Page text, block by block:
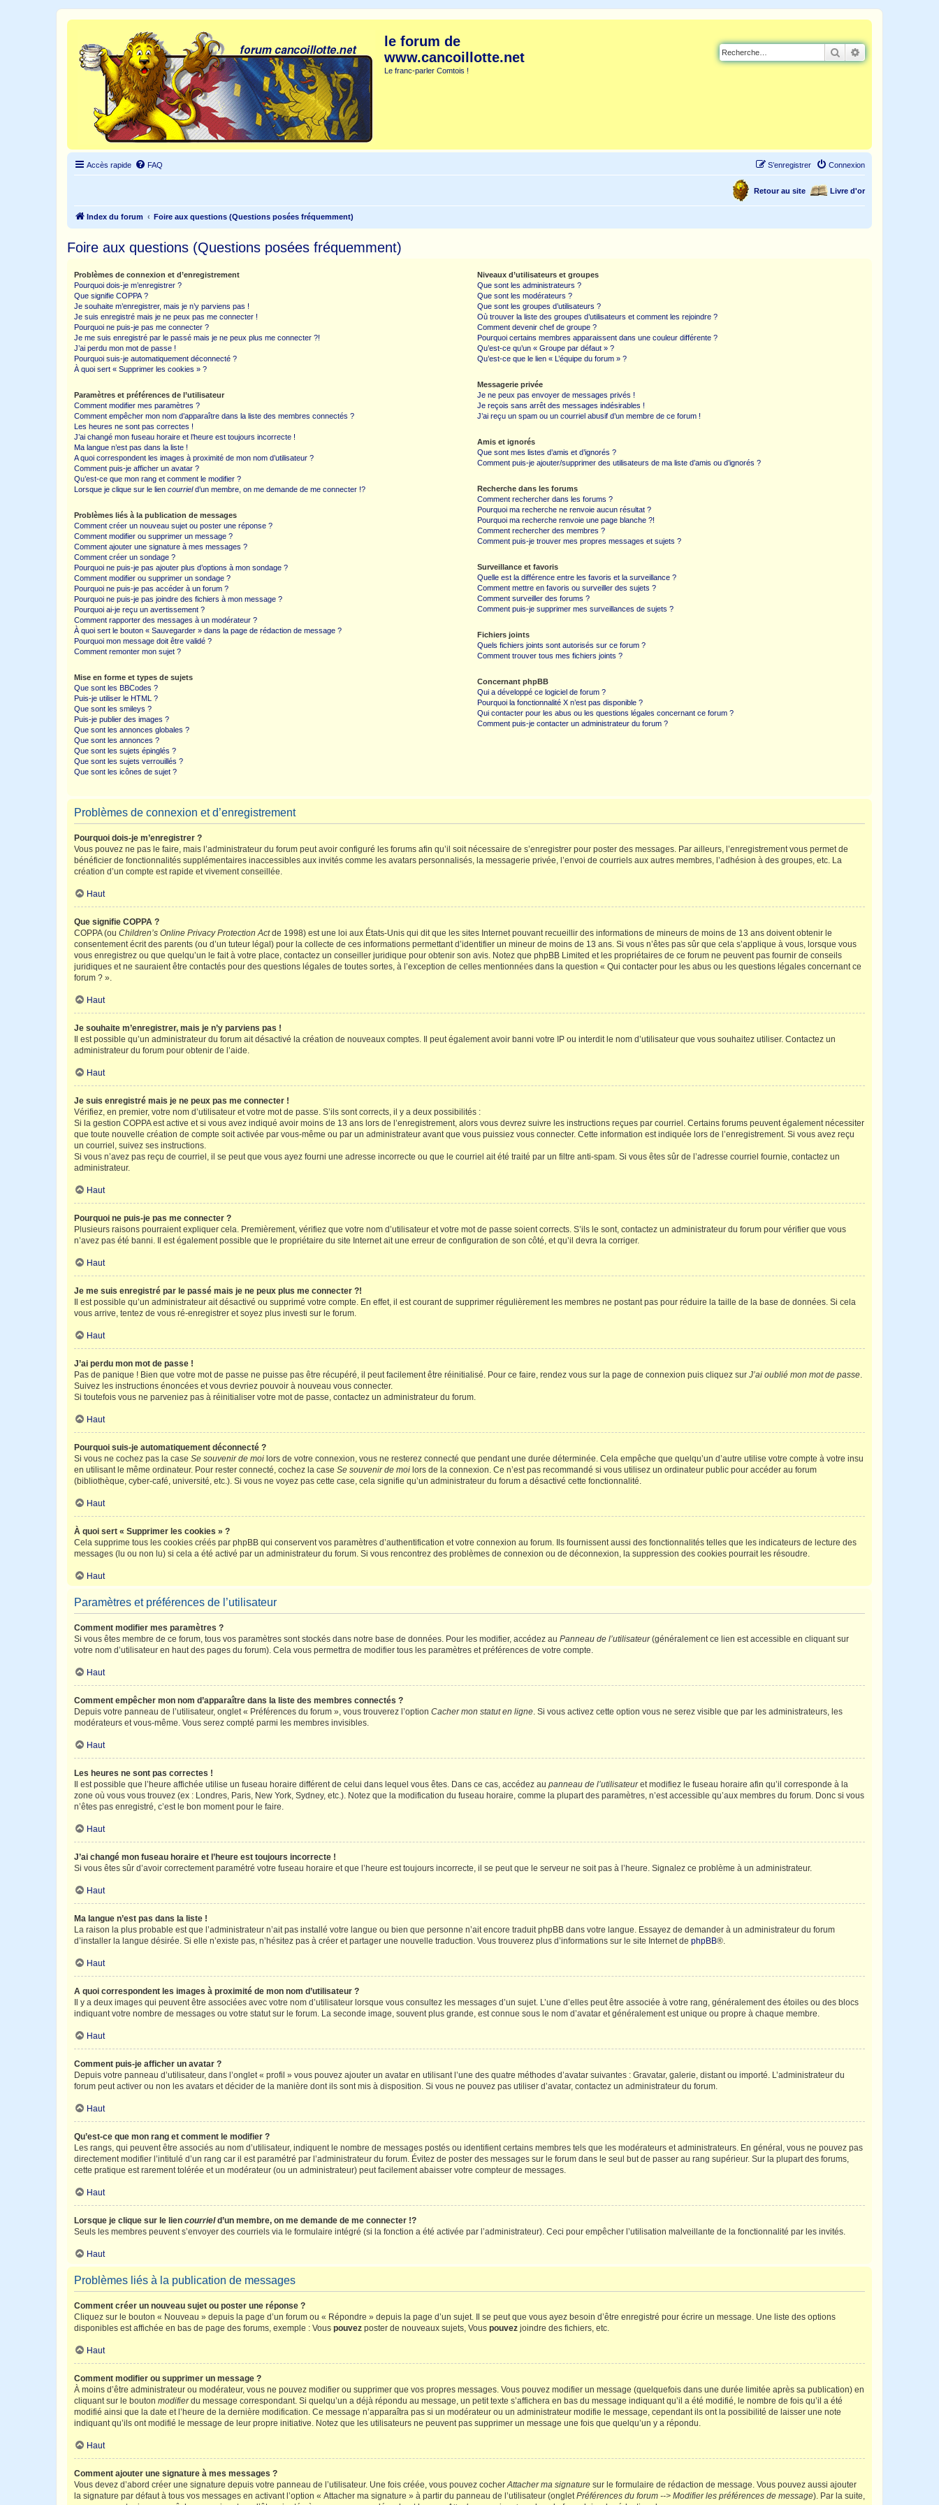
le forum de
www.cancoillotte.net
Le franc-parler Comtois !
Rechercher
Accès rapide FAQ Connexion
S’enregistrer
Livre d'or
Retour au site
Index du forum Foire aux questions (Questions posées fréquemment)
Foire aux questions (Questions posées fréquemment)
Problèmes de connexion et d’enregistrement
Pourquoi dois-je m’enregistrer ?
Que signifie COPPA ?
Je souhaite m’enregistrer, mais je n’y parviens pas !
Je suis enregistré mais je ne peux pas me connecter !
Pourquoi ne puis-je pas me connecter ?
Je me suis enregistré par le passé mais je ne peux plus me connecter ?!
J’ai perdu mon mot de passe !
Pourquoi suis-je automatiquement déconnecté ?
À quoi sert « Supprimer les cookies » ?
Paramètres et préférences de l’utilisateur
Comment modifier mes paramètres ?
Comment empêcher mon nom d’apparaître dans la liste des membres connectés ?
Les heures ne sont pas correctes !
J’ai changé mon fuseau horaire et l’heure est toujours incorrecte !
Ma langue n’est pas dans la liste !
A quoi correspondent les images à proximité de mon nom d’utilisateur ?
Comment puis-je afficher un avatar ?
Qu’est-ce que mon rang et comment le modifier ?
Lorsque je clique sur le lien courrield’un membre, on me demande de me connecter !?
Problèmes liés à la publication de messages
Comment créer un nouveau sujet ou poster une réponse ?
Comment modifier ou supprimer un message ?
Comment ajouter une signature à mes messages ?
Comment créer un sondage ?
Pourquoi ne puis-je pas ajouter plus d’options à mon sondage ?
Comment modifier ou supprimer un sondage ?
Pourquoi ne puis-je pas accéder à un forum ?
Pourquoi ne puis-je pas joindre des fichiers à mon message ?
Pourquoi ai-je reçu un avertissement ?
Comment rapporter des messages à un modérateur ?
À quoi sert le bouton « Sauvegarder » dans la page de rédaction de message ?
Pourquoi mon message doit être validé ?
Comment remonter mon sujet ?
Mise en forme et types de sujets
Que sont les BBCodes ?
Puis-je utiliser le HTML ?
Que sont les smileys ?
Puis-je publier des images ?
Que sont les annonces globales ?
Que sont les annonces ?
Que sont les sujets épinglés ?
Que sont les sujets verrouillés ?
Que sont les icônes de sujet ?
Niveaux d’utilisateurs et groupes
Que sont les administrateurs ?
Que sont les modérateurs ?
Que sont les groupes d’utilisateurs ?
Où trouver la liste des groupes d’utilisateurs et comment les rejoindre ?
Comment devenir chef de groupe ?
Pourquoi certains membres apparaissent dans une couleur différente ?
Qu’est-ce qu’un « Groupe par défaut » ?
Qu’est-ce que le lien « L’équipe du forum » ?
Messagerie privée
Je ne peux pas envoyer de messages privés !
Je reçois sans arrêt des messages indésirables !
J’ai reçu un spam ou un courriel abusif d’un membre de ce forum !
Amis et ignorés
Que sont mes listes d’amis et d’ignorés ?
Comment puis-je ajouter/supprimer des utilisateurs de ma liste d’amis ou d’ignorés ?
Recherche dans les forums
Comment rechercher dans les forums ?
Pourquoi ma recherche ne renvoie aucun résultat ?
Pourquoi ma recherche renvoie une page blanche ?!
Comment rechercher des membres ?
Comment puis-je trouver mes propres messages et sujets ?
Surveillance et favoris
Quelle est la différence entre les favoris et la surveillance ?
Comment mettre en favoris ou surveiller des sujets ?
Comment surveiller des forums ?
Comment puis-je supprimer mes surveillances de sujets ?
Fichiers joints
Quels fichiers joints sont autorisés sur ce forum ?
Comment trouver tous mes fichiers joints ?
Concernant phpBB
Qui a développé ce logiciel de forum ?
Pourquoi la fonctionnalité X n’est pas disponible ?
Qui contacter pour les abus ou les questions légales concernant ce forum ?
Comment puis-je contacter un administrateur du forum ?
Problèmes de connexion et d’enregistrement
Pourquoi dois-je m’enregistrer ?
Vous pouvez ne pas le faire, mais l’administrateur du forum peut avoir configuré les forums afin qu’il soit nécessaire de s’enregistrer pour poster des messages. Par ailleurs, l’enregistrement vous permet de
bénéficier de fonctionnalités supplémentaires inaccessibles aux invités comme les avatars personnalisés, la messagerie privée, l’envoi de courriels aux autres membres, l’adhésion à des groupes, etc. La
création d’un compte est rapide et vivement conseillée.
Haut
Que signifie COPPA ?
COPPA (ou Children’s Online Privacy Protection Actde 1998) est une loi aux États-Unis qui dit que les sites Internet pouvant recueillir des informations de mineurs de moins de 13 ans doivent obtenir le
consentement écrit des parents (ou d’un tuteur légal) pour la collecte de ces informations permettant d’identifier un mineur de moins de 13 ans. Si vous n’êtes pas sûr que cela s’applique à vous, lorsque vous
vous enregistrez ou que quelqu’un le fait à votre place, contactez un conseiller juridique pour obtenir son avis. Notez que phpBB Limited et les propriétaires de ce forum ne peuvent pas fournir de conseils
juridiques et ne sauraient être contactés pour des questions légales de toutes sortes, à l’exception de celles mentionnées dans la question « Qui contacter pour les abus ou les questions légales concernant ce
forum ? ».
Haut
Je souhaite m’enregistrer, mais je n’y parviens pas !
Il est possible qu’un administrateur du forum ait désactivé la création de nouveaux comptes. Il peut également avoir banni votre IP ou interdit le nom d’utilisateur que vous souhaitez utiliser. Contactez un
administrateur du forum pour obtenir de l’aide.
Haut
Je suis enregistré mais je ne peux pas me connecter !
Vérifiez, en premier, votre nom d’utilisateur et votre mot de passe. S’ils sont corrects, il y a deux possibilités :
Si la gestion COPPA est active et si vous avez indiqué avoir moins de 13 ans lors de l’enregistrement, alors vous devrez suivre les instructions reçues par courriel. Certains forums peuvent également nécessiter
que toute nouvelle création de compte soit activée par vous-même ou par un administrateur avant que vous puissiez vous connecter. Cette information est indiquée lors de l’enregistrement. Si vous avez reçu
un courriel, suivez ses instructions.
Si vous n’avez pas reçu de courriel, il se peut que vous ayez fourni une adresse incorrecte ou que le courriel ait été traité par un filtre anti-spam. Si vous êtes sûr de l’adresse courriel fournie, contactez un
administrateur.
Haut
Pourquoi ne puis-je pas me connecter ?
Plusieurs raisons pourraient expliquer cela. Premièrement, vérifiez que votre nom d’utilisateur et votre mot de passe soient corrects. S’ils le sont, contactez un administrateur du forum pour vérifier que vous
n’avez pas été banni. Il est également possible que le propriétaire du site Internet ait une erreur de configuration de son côté, et qu’il devra la corriger.
Haut
Je me suis enregistré par le passé mais je ne peux plus me connecter ?!
Il est possible qu’un administrateur ait désactivé ou supprimé votre compte. En effet, il est courant de supprimer régulièrement les membres ne postant pas pour réduire la taille de la base de données. Si cela
vous arrive, tentez de vous ré-enregistrer et soyez plus investi sur le forum.
Haut
J’ai perdu mon mot de passe !
Pas de panique ! Bien que votre mot de passe ne puisse pas être récupéré, il peut facilement être réinitialisé. Pour ce faire, rendez vous sur la page de connexion puis cliquez sur J’ai oublié mon mot de passe.
Suivez les instructions énoncées et vous devriez pouvoir à nouveau vous connecter.
Si toutefois vous ne parveniez pas à réinitialiser votre mot de passe, contactez un administrateur du forum.
Haut
Pourquoi suis-je automatiquement déconnecté ?
Si vous ne cochez pas la case Se souvenir de moi lors de votre connexion, vous ne resterez connecté que pendant une durée déterminée. Cela empêche que quelqu’un d’autre utilise votre compte à votre insu
en utilisant le même ordinateur. Pour rester connecté, cochez la case Se souvenir de moi lors de la connexion. Ce n’est pas recommandé si vous utilisez un ordinateur public pour accéder au forum
(bibliothèque, cyber-café, université, etc.). Si vous ne voyez pas cette case, cela signifie qu’un administrateur du forum a désactivé cette fonctionnalité.
Haut
À quoi sert « Supprimer les cookies » ?
Cela supprime tous les cookies créés par phpBB qui conservent vos paramètres d’authentification et votre connexion au forum. Ils fournissent aussi des fonctionnalités telles que les indicateurs de lecture des
messages (lu ou non lu) si cela a été activé par un administrateur du forum. Si vous rencontrez des problèmes de connexion ou de déconnexion, la suppression des cookies pourrait les résoudre.
Haut
Paramètres et préférences de l’utilisateur
Comment modifier mes paramètres ?
Si vous êtes membre de ce forum, tous vos paramètres sont stockés dans notre base de données. Pour les modifier, accédez au Panneau de l’utilisateur(généralement ce lien est accessible en cliquant sur
votre nom d’utilisateur en haut des pages du forum). Cela vous permettra de modifier tous les paramètres et préférences de votre compte.
Haut
Comment empêcher mon nom d’apparaître dans la liste des membres connectés ?
Depuis votre panneau de l’utilisateur, onglet « Préférences du forum », vous trouverez l’option Cacher mon statut en ligne. Si vous activez cette option vous ne serez visible que par les administrateurs, les
modérateurs et vous-même. Vous serez compté parmi les membres invisibles.
Haut
Les heures ne sont pas correctes !
Il est possible que l’heure affichée utilise un fuseau horaire différent de celui dans lequel vous êtes. Dans ce cas, accédez au panneau de l’utilisateuret modifiez le fuseau horaire afin qu’il corresponde à la
zone où vous vous trouvez (ex : Londres, Paris, New York, Sydney, etc.). Notez que la modification du fuseau horaire, comme la plupart des paramètres, n’est accessible qu’aux membres du forum. Donc si vous
n’êtes pas enregistré, c’est le bon moment pour le faire.
Haut
J’ai changé mon fuseau horaire et l’heure est toujours incorrecte !
Si vous êtes sûr d’avoir correctement paramétré votre fuseau horaire et que l’heure est toujours incorrecte, il se peut que le serveur ne soit pas à l’heure. Signalez ce problème à un administrateur.
Haut
Ma langue n’est pas dans la liste !
La raison la plus probable est que l’administrateur n’ait pas installé votre langue ou bien que personne n’ait encore traduit phpBB dans votre langue. Essayez de demander à un administrateur du forum
d’installer la langue désirée. Si elle n’existe pas, n’hésitez pas à créer et partager une nouvelle traduction. Vous trouverez plus d’informations sur le site Internet de phpBB®.
Haut
A quoi correspondent les images à proximité de mon nom d’utilisateur ?
Il y a deux images qui peuvent être associées avec votre nom d’utilisateur lorsque vous consultez les messages d’un sujet. L’une d’elles peut être associée à votre rang, généralement des étoiles ou des blocs
indiquant votre nombre de messages ou votre statut sur le forum. La seconde image, souvent plus grande, est connue sous le nom d’avatar et généralement est unique ou propre à chaque membre.
Haut
Comment puis-je afficher un avatar ?
Depuis votre panneau d’utilisateur, dans l’onglet « profil » vous pouvez ajouter un avatar en utilisant l’une des quatre méthodes d’avatar suivantes : Gravatar, galerie, distant ou importé. L’administrateur du
forum peut activer ou non les avatars et décider de la manière dont ils sont mis à disposition. Si vous ne pouvez pas utiliser d’avatar, contactez un administrateur du forum.
Haut
Qu’est-ce que mon rang et comment le modifier ?
Les rangs, qui peuvent être associés au nom d’utilisateur, indiquent le nombre de messages postés ou identifient certains membres tels que les modérateurs et administrateurs. En général, vous ne pouvez pas
directement modifier l’intitulé d’un rang car il est paramétré par l’administrateur du forum. Évitez de poster des messages sur le forum dans le seul but de passer au rang supérieur. Sur la plupart des forums,
cette pratique est rarement tolérée et un modérateur (ou un administrateur) peut facilement abaisser votre compteur de messages.
Haut
Lorsque je clique sur le lien courrield’un membre, on me demande de me connecter !?
Seuls les membres peuvent s’envoyer des courriels via le formulaire intégré (si la fonction a été activée par l’administrateur). Ceci pour empêcher l’utilisation malveillante de la fonctionnalité par les invités.
Haut
Problèmes liés à la publication de messages
Comment créer un nouveau sujet ou poster une réponse ?
Cliquez sur le bouton « Nouveau » depuis la page d’un forum ou « Répondre » depuis la page d’un sujet. Il se peut que vous ayez besoin d’être enregistré pour écrire un message. Une liste des options
disponibles est affichée en bas de page des forums, exemple : Vous pouvez poster de nouveaux sujets, Vous pouvez joindre des fichiers, etc.
Haut
Comment modifier ou supprimer un message ?
À moins d’être administrateur ou modérateur, vous ne pouvez modifier ou supprimer que vos propres messages. Vous pouvez modifier un message (quelquefois dans une durée limitée après sa publication) en
cliquant sur le bouton modifierdu message correspondant. Si quelqu’un a déjà répondu au message, un petit texte s’affichera en bas du message indiquant qu’il a été modifié, le nombre de fois qu’il a été
modifié ainsi que la date et l’heure de la dernière modification. Ce message n’apparaîtra pas si un modérateur ou un administrateur modifie le message, cependant ils ont la possibilité de laisser une note
indiquant qu’ils ont modifié le message de leur propre initiative. Notez que les utilisateurs ne peuvent pas supprimer un message une fois que quelqu’un y a répondu.
Haut
Comment ajouter une signature à mes messages ?
Vous devez d’abord créer une signature depuis votre panneau de l’utilisateur. Une fois créée, vous pouvez cocherAttacher ma signature sur le formulaire de rédaction de message. Vous pouvez aussi ajouter
la signature par défaut à tous vos messages en activant l’option « Attacher ma signature » à partir du panneau de l’utilisateur (ongletPréférences du forum --> Modifier les préférences de message). Par la suite,